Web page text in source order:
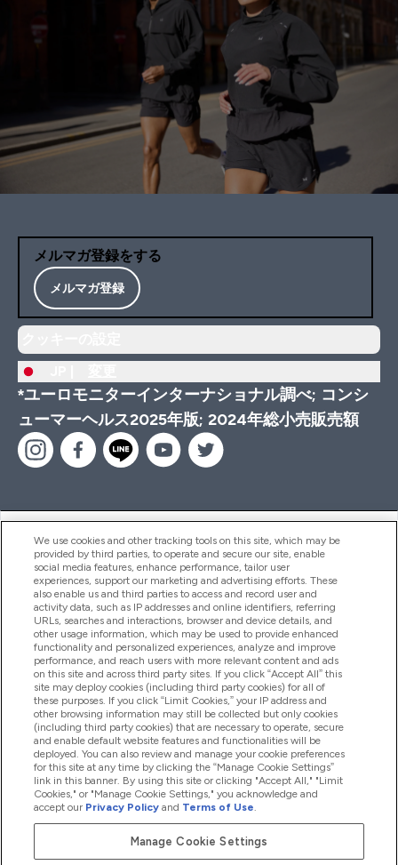
メルマガ登録をする
メルマガ登録
*ユーロモニターインターナショナル調べ; コンシ
ューマーヘルス2025年版; 2024年総小売販売額
ヘルプ＆ガイド
商品について
会社概要
特典＆ポイント
2026 The Hut.com Ltd
We use cookies and other tracking tools on this site, which may be
provided by third parties, to operate and secure our site, enable
social media features, enhance performance, tailor user
experiences, support our marketing and advertising efforts. These
also enable us and third parties to access and record user and
activity data, such as IP addresses and online identifiers, referring
URLs, searches and interactions, browser and device details, and
other usage information, which may be used to provide enhanced
functionality and personalized experiences, analyze and improve
performance, and reach users with more relevant content and ads
on this site and across third party sites. If you click “Accept All” this
site may deploy cookies (including third party cookies) for all of
these purposes. If you click “Limit Cookies,” your IP address and
other browsing information may still be collected but only cookies
(including third party cookies) that are necessary to operate, secure
and enable default website features and functionalities will be
deployed. You can also review and manage your cookie preferences
for this site at any time by clicking the “Manage Cookie Settings”
link in this banner. By using this site or clicking "Accept All," "Limit
Cookies," or "Manage Cookie Settings," you acknowledge and
accept our Privacy Policy and Terms of Use.
Manage Cookie Settings